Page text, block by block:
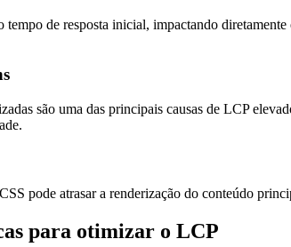
de resposta inicial, impactando
são uma das principais causas de LCP
pode atrasar a renderização do conteúdo
para otimizar o LCP